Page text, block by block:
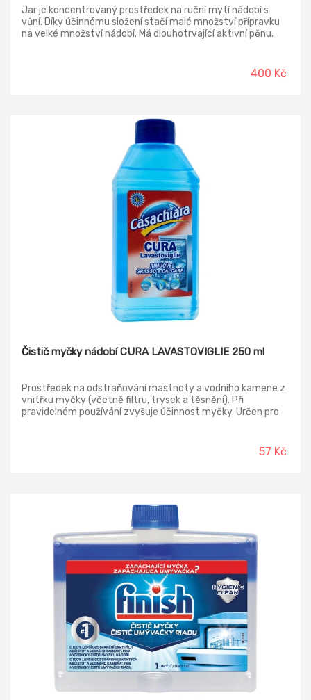
Jar je koncentrovaný prostředek na ruční mytí nádobí s
vůní. Díky účinnému složení stačí malé množství přípravku
na velké množství nádobí. Má dlouhotrvající aktivní pěnu.
hrnce, pánve a jiné. Má příjemnou vůni a je šetrný k rukám.
Jar je ekonomický a velmi efektivní. Jar je bezkonkurenční v
400 Kč
Čistič myčky nádobí CURA LAVASTOVIGLIE 250 ml
Prostředek na odstraňování mastnoty a vodního kamene z
vnitřku myčky (včetně filtru, trysek a těsnění). Při
pravidelném používání zvyšuje účinnost myčky. Určen pro
57 Kč